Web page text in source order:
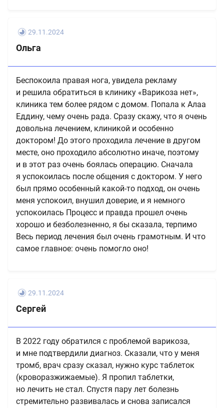
29.11.2024
Ольга
Беспокоила правая нога, увидела рекламу
и решила обратиться в клинику «Варикоза нет»,
клиника тем более рядом с домом. Попала к Алаа
Еддину, чему очень рада. Сразу скажу, что я очень
довольна лечением, клиникой и особенно
доктором! До этого проходила лечение в другом
месте, оно проходило абсолютно иначе, поэтому
и в этот раз очень боялась операцию. Сначала
я успокоилась после общения с доктором. У него
был прямо особенный какой-то подход, он очень
меня успокоил, внушил доверие, и я немного
успокоилась Процесс и правда прошел очень
хорошо и безболезненно, я бы сказала, терпимо
Весь период лечения был очень грамотным. И что
самое главное: очень помогло оно!
29.11.2024
Сергей
В 2022 году обратился с проблемой варикоза,
и мне подтвердили диагноз. Сказали, что у меня
тромб, врач сразу сказал, нужно курс таблеток
(кроворазжижаемые). Я пропил таблетки,
но лечить не стал. Спустя пару лет болезнь
стремительно развивалась и снова записался